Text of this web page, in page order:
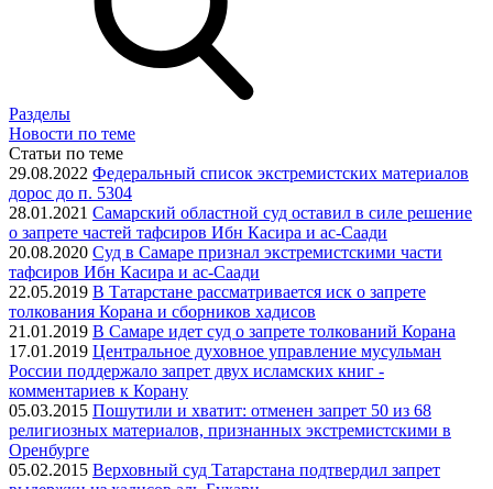
Разделы
Новости по теме
Статьи по теме
29.08.2022 Федеральный список экстремистских материалов
дорос до п. 5304
28.01.2021 Самарский областной суд оставил в силе решение
о запрете частей тафсиров Ибн Касира и ас-Саади
20.08.2020 Суд в Самаре признал экстремистскими части
тафсиров Ибн Касира и ас-Саади
22.05.2019 В Татарстане рассматривается иск о запрете
толкования Корана и сборников хадисов
21.01.2019 В Самаре идет суд о запрете толкований Корана
17.01.2019 Центральное духовное управление мусульман
России поддержало запрет двух исламских книг -
комментариев к Корану
05.03.2015 Пошутили и хватит: отменен запрет 50 из 68
религиозных материалов, признанных экстремистскими в
Оренбурге
05.02.2015 Верховный суд Татарстана подтвердил запрет